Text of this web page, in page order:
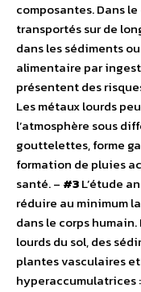
composantes. Dans
transportés sur de
dans les sédiments
alimentaire par
présentent des
Les métaux lourds
l’atmosphère sous
gouttelettes, forme
formation de pluies
santé. – #3L’étude
réduire au minimum
dans le corps
lourds du sol, des
plantes vasculaires
hyperaccumulatrices